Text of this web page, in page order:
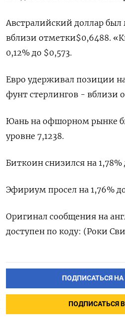
Австралийский доллар
вблизи отметки$0,6488​.
0,12% до $0,573​.
Евро удерживал позиции
фунт стерлингов - вблизи
Юань на офшорном рынке
уровне 7,1238.
Биткоин снизился на 1,78%
Эфириум просел на 1,76%
Оригинал сообщения на
доступен по коду: (Роки
ПОДПИСАТЬСЯ НА
ПОДПИСАТЬСЯ В